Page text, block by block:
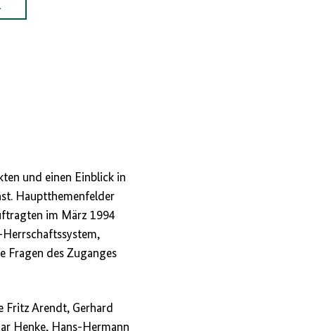
und einen Einblick in
Hauptthemenfelder
im März 1994
Herrschaftssystem,
Fragen des Zuganges
Fritz Arendt, Gerhard
Henke, Hans-Hermann